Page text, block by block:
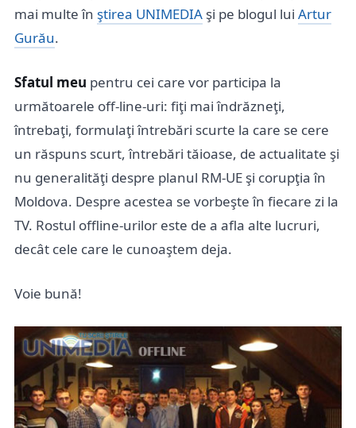
mai multe în ştirea UNIMEDIA şi pe blogul lui Artur
Gurău.
Sfatul meu pentru cei care vor participa la
următoarele off-line-uri: fiţi mai îndrăzneţi,
întrebaţi, formulaţi întrebări scurte la care se cere
un răspuns scurt, întrebări tăioase, de actualitate şi
nu generalităţi despre planul RM-UE şi corupţia în
Moldova. Despre acestea se vorbeşte în fiecare zi la
TV. Rostul offline-urilor este de a afla alte lucruri,
decât cele care le cunoaştem deja.
Voie bună!